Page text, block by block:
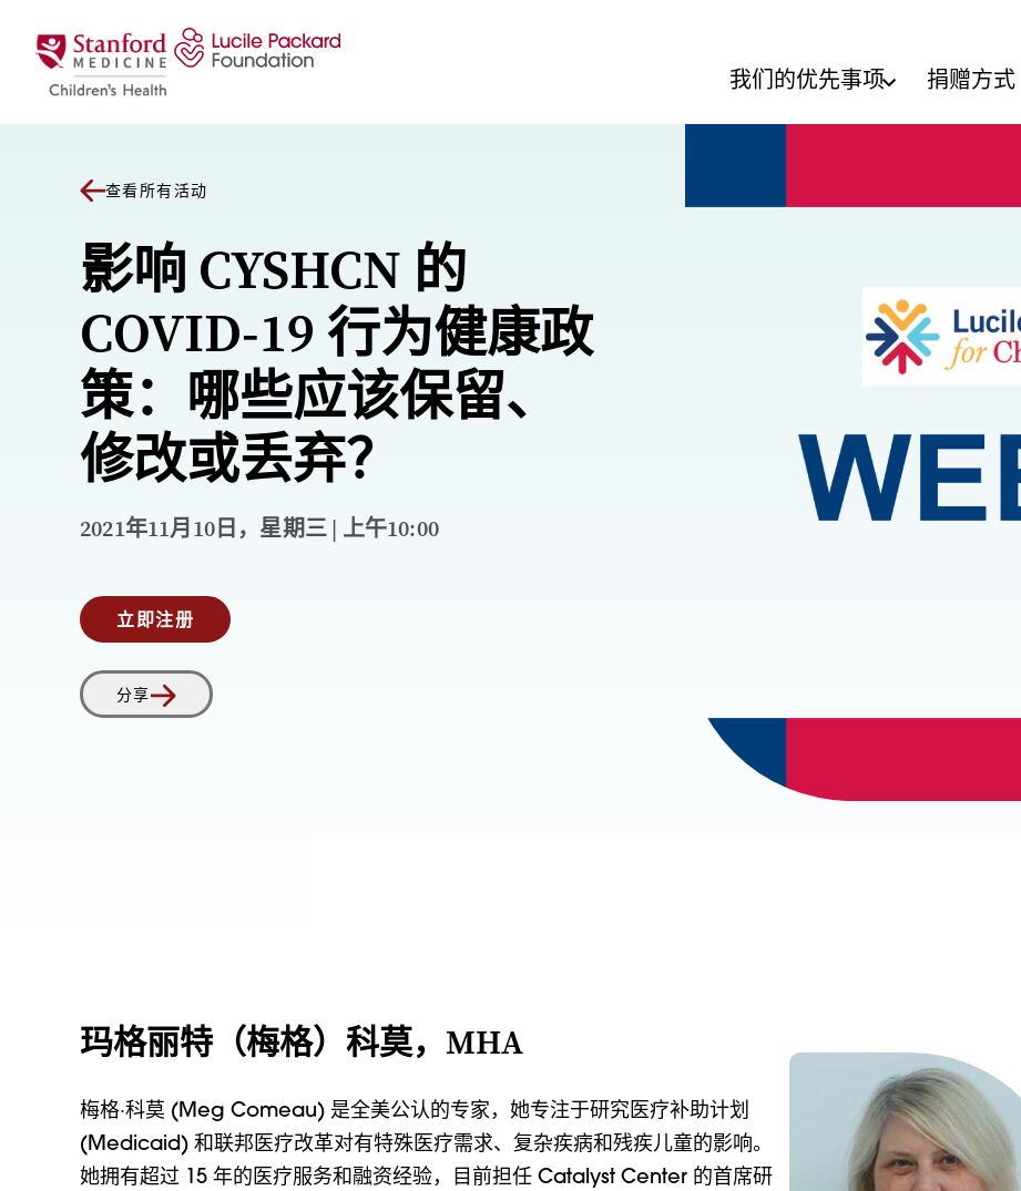
我们的优先事项 捐赠方式
查看所有活动
影响 CYSHCN 的
COVID-19 行为健康政
策：哪些应该保留、
修改或丢弃？
2021年11月10日，星期三 | 上午10:00
立即注册
分享
玛格丽特（梅格）科莫，MHA
梅格·科莫 (Meg Comeau) 是全美公认的专家，她专注于研究医疗补助计划
(Medicaid) 和联邦医疗改革对有特殊医疗需求、复杂疾病和残疾儿童的影响。
她拥有超过 15 年的医疗服务和融资经验，目前担任 Catalyst Center 的首席研